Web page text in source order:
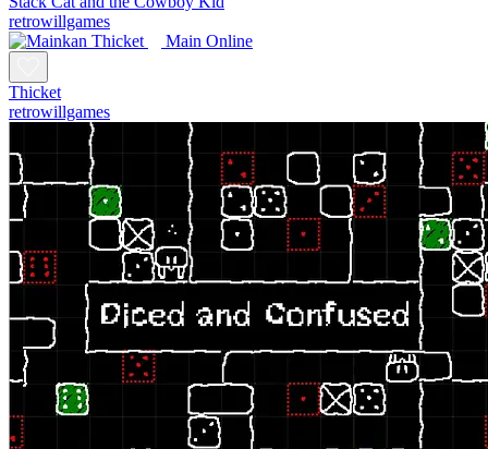
retrowillgames
Main Online
Thicket
retrowillgames